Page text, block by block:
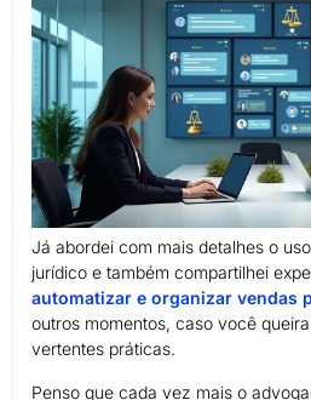
Já abordei com mais detalhes o
jurídico e também compartilhei
automatizar e organizar vendas
outros momentos, caso você
vertentes práticas.
Penso que cada vez mais o